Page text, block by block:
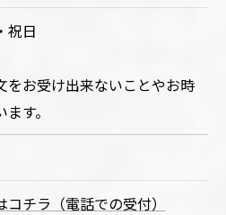
祝日
お受け出来ないことやお時
す。
チラ（電話での受付）